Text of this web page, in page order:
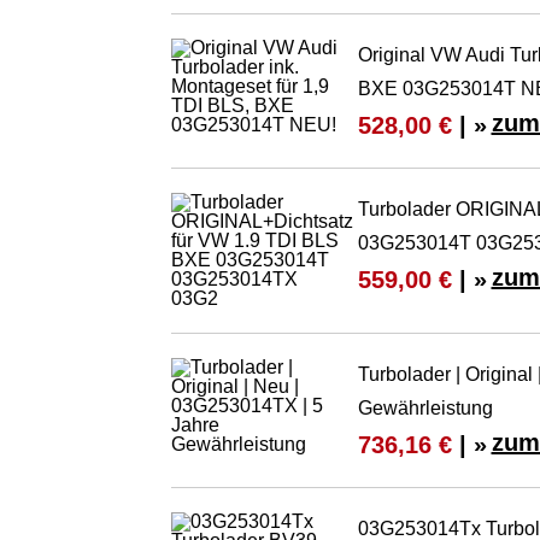
Original VW Audi
BXE 03G253014T
528,00 €| »
Turbolader
03G253014T
559,00 €| »
Turbolader | Original
Gewährleistung
736,16 €| »
03G253014Tx